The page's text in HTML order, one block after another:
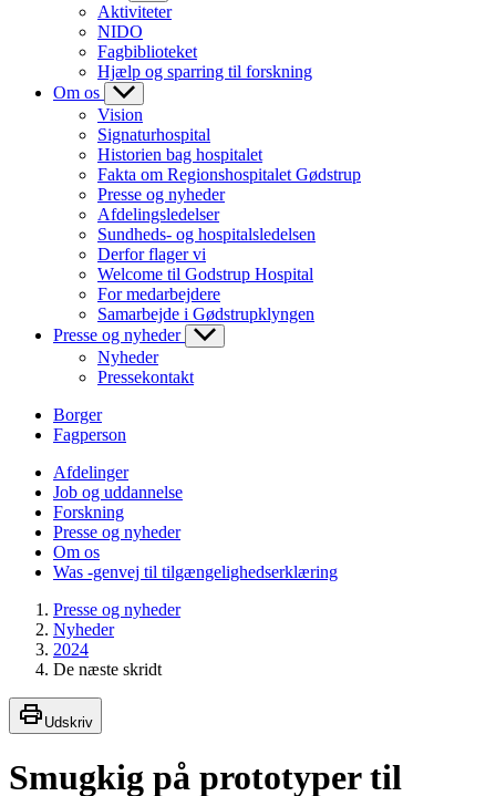
Aktiviteter
NIDO
Fagbiblioteket
Hjælp og sparring til forskning
Om os
Vision
Signaturhospital
Historien bag hospitalet
Fakta om Regionshospitalet Gødstrup
Presse og nyheder
Afdelingsledelser
Sundheds- og hospitalsledelsen
Derfor flager vi
Welcome til Godstrup Hospital
For medarbejdere
Samarbejde i Gødstrupklyngen
Presse og nyheder
Nyheder
Pressekontakt
Borger
Fagperson
Afdelinger
Job og uddannelse
Forskning
Presse og nyheder
Om os
Was -genvej til tilgængelighedserklæring
Presse og nyheder
Nyheder
2024
De næste skridt
Udskriv
Smugkig på prototyper til